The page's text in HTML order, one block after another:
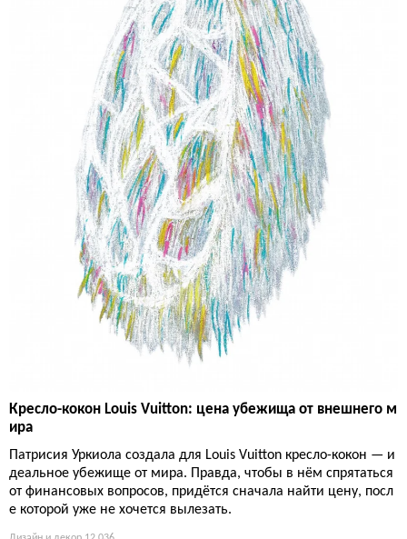
Кресло-кокон Louis Vuitton: цена убежища от внешнего м
ира
Патрисия Уркиола создала для Louis Vuitton кресло-кокон — и
деальное убежище от мира. Правда, чтобы в нём спрятаться
от финансовых вопросов, придётся сначала найти цену, посл
е которой уже не хочется вылезать.